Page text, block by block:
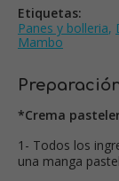
Etiquetas:
Panes y bolleria,
Mambo
*Crema
1- Todos los
una manga